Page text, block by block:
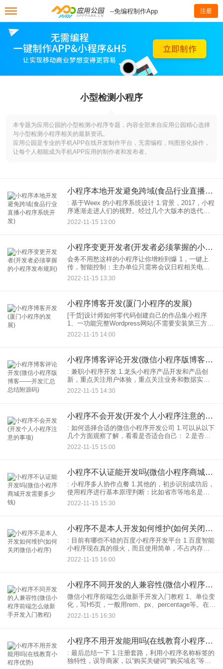
--免编程制作App 注册
小型检测小程序
本专题为应用公园的小型检测小程序专题，内容全部来自应用公园精心选择
与小型检测小程序相关的最新资讯。
应用公园是专业的手机APP在线开发制作平台，无需编程，纯图形化操作，
让每个人都能成为手机APP应用的制作者和发布者。
小程序本地开发避免跨域(食品行业直播小程序系统开发)
: 基于Weex 的小程序系统设计 1.背景，2017，小程
序逐渐走进人们的视野。经过几个大版本的迭代和
各大互联网巨头的参与，各种小程序如雨后春笋般
出现。本文旨在介绍小程序的技术路线，并探讨现
2022-11-15 13:00
小程序变更开发者(开发者必须掌握的小程序发布规则)
会务不用愁这样的小程序让你增粉到爆 1，一键上
传，智能控制：主办单位只需将会议日程相关电子
文档输入会议后台系统，然后一键生成参会人员信
息，日程， 2.同步线上，易管理：在传统纸质流程
2022-11-15 13:30
小程序博客开发(厦门小程序的发展)
[干货]设计师如何零代码创建自己的作品集小程序
1、一功能完整Wordpress网站(不需要安装第三方主
题，wp默认主题就可以了)。这个可以看我之前的系
列课程。链接：《零代码创建个人博客》
2022-11-15 14:00
小程序博客评论开发(微信小程序版博客——开发汇总总结附源码)
: 兼职小程序开发 1.龙头小程序产品开发和产品创
新，重点关注用户体验，重点关注业务和数据实现
需求； 2.负责小程序上线后的优化迭代； 3.配合后
端工程师高效完成产品数据交互和动态呈现信
2022-11-15 14:30
小程序不会开发(开发个人小程序注意的事项)
: 如何选择合适的微信小程序开发公司 1.可以从以下
几个方面观察了解，看看是否适合自己： 2.是否有
足够的资金支持开发，需要有足够的资金支持，特
别是为研发技术解除后顾之忧，所以实力肯定不会
2022-11-15 15:00
小程序不认证能开发吗(微信小程序商城开发需要多少钱)
: 小程序多人协作点餐 1.其他的，初步识别成功后，
使用程序进行基本原理判断：比如省市等地名是否
正常，身份证号是否符合基本编码规则等。登录后
才能下载相关资源！现在登录并立即注册客户。价
2022-11-15 15:30
小程序不是本人开发如何维护(如何关闭微信小程序)
: 目前有哪些不错的百度小程序开发平台 1.百度智能
小程序现在真的很火，而且使用简单，不占内存。
但是如何选择专业，可以从各方面的评价来看。 2.
每个人都会有自己的作品陈列柜。如果他们接更多
2022-11-15 16:00
小程序不同开发的人兼容性(微信小程序前端怎么做新手开发入门教程)
微信小程序前端怎么做新手开发入门教程 1、单位变
化，写H5页，一般用rem、px、percentage等。在小
程序，它有自己的单位rpx。我自己的理解是，一个
宽度为100%的div，也就是常说的
2022-11-15 16:30
小程序不用开发能用吗(在线教育小程序优势)
: 最后总结一下 1.注册套路，利用小程序名称标签的
独特性，误导商家，以“购买关键词”“购买域名”等字